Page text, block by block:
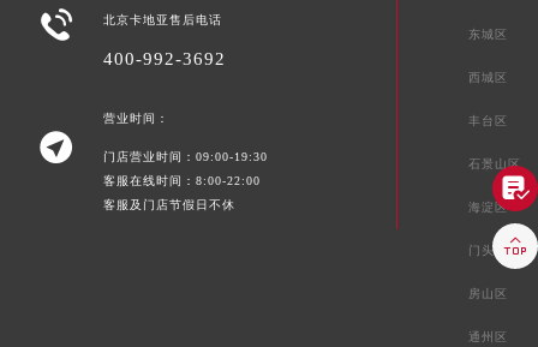
 北京卡地亚售后电话
400-992-3692

营业时间：
门店营业时间：09:00-19:30
客服在线时间：8:00-22:00
客服及门店节假日不休
东城区
西城区
丰台区
石景山区
海淀区
门头沟区
房山区
通州区

